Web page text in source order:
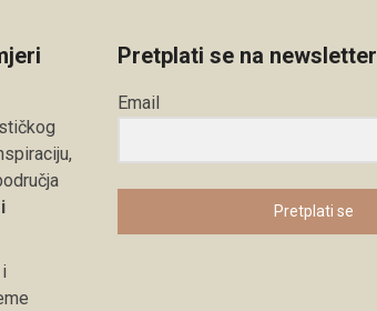
Pretplati se na newsletter
Email
Pretplati se